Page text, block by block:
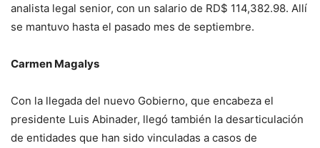
analista legal senior, con un salario de RD$ 114,382.98. Allí
se mantuvo hasta el pasado mes de septiembre.
Carmen Magalys
Con la llegada del nuevo Gobierno, que encabeza el
presidente Luis Abinader, llegó también la desarticulación
de entidades que han sido vinculadas a casos de